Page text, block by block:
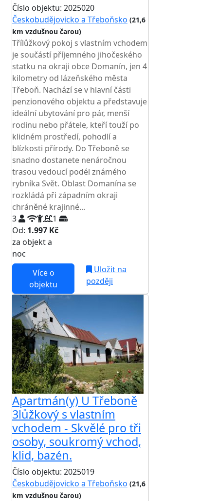
Číslo objektu: 2025020
Českobudějovicko a Třeboňsko (21,6
km vzdušnou čarou)
Třílůžkový pokoj s vlastním vchodem
je součástí příjemného jihočeského
statku na okraji obce Domanín, jen 4
kilometry od lázeňského města
Třeboň. Nachází se v hlavní části
penzionového objektu a představuje
ideální ubytování pro pár, menší
rodinu nebo přátele, kteří touží po
klidném prostředí, pohodlí a
blízkosti přírody. Do Třeboně se
snadno dostanete nenáročnou
trasou vedoucí podél známého
rybníka Svět. Oblast Domanína se
rozkládá při západním okraji
chráněné krajinné...
3
1
Od: 1.997 Kč
za objekt a
noc
Více o
objektu
Uložit na
později
Apartmán(y) U Třeboně
3lůžkový s vlastním
vchodem - Skvělé pro tři
osoby, soukromý vchod,
klid, bazén.
Číslo objektu: 2025019
Českobudějovicko a Třeboňsko (21,6
km vzdušnou čarou)